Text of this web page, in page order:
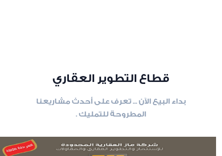
قطاع التطوير العقاري
بداء البيع الآن ... تعرف على أحدث مشاريعنا
المطروحة للتمليك .
slide8of 6